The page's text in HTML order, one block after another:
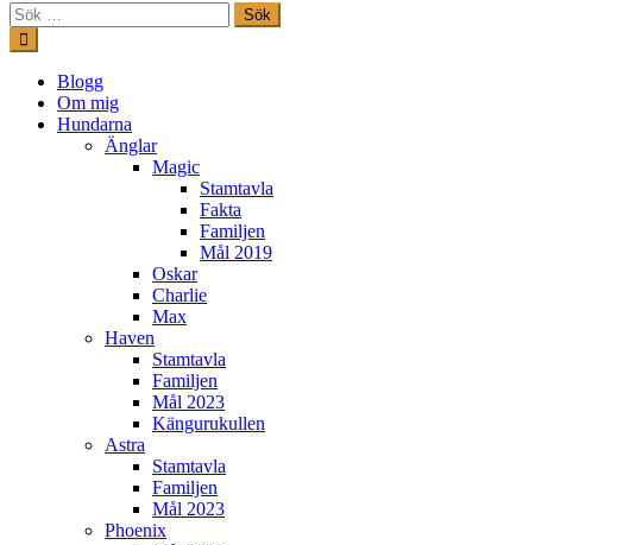
Sök
efter:
Hoppa
till
innehåll
Freestylehundar.se
Blogg
Om mig
Hundarna
Änglar
Magic
Stamtavla
Fakta
Familjen
Mål 2019
Oskar
Charlie
Max
Haven
Stamtavla
Familjen
Mål 2023
Kängurukullen
Astra
Stamtavla
Familjen
Mål 2023
Phoenix